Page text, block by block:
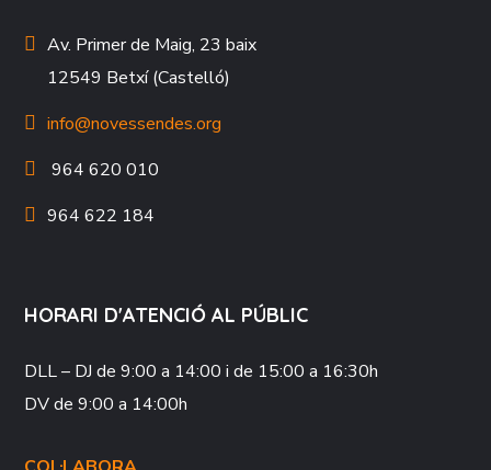
Av. Primer de Maig, 23 baix
12549 Betxí (Castelló)
info@novessendes.org
964 620 010
964 622 184
HORARI D'ATENCIÓ AL PÚBLIC
DLL – DJde 9:00 a 14:00 i de 15:00 a 16:30h
DVde 9:00 a 14:00h